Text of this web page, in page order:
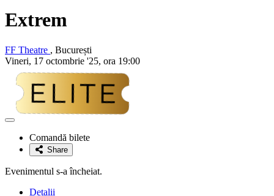
Extrem
FF Theatre , București
Vineri, 17 octombrie '25, ora 19:00
Adaugă
favoriteComandă bilete
Share
Evenimentul s-a încheiat.
Detalii